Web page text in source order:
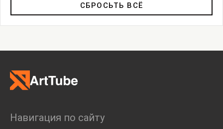
Дискуссия
Пост-релиз
Пресс-конференция
Ярмарка
СБРОСЬТЬ ВСЁ
Навигация по сайту